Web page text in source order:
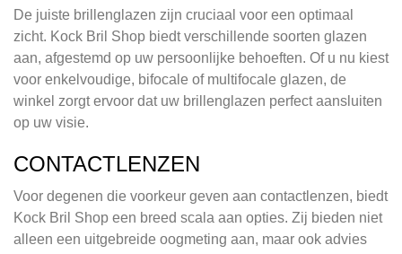
De juiste brillenglazen zijn cruciaal voor een optimaal
zicht. Kock Bril Shop biedt verschillende soorten glazen
aan, afgestemd op uw persoonlijke behoeften. Of u nu kiest
voor enkelvoudige, bifocale of multifocale glazen, de
winkel zorgt ervoor dat uw brillenglazen perfect aansluiten
op uw visie.
CONTACTLENZEN
Voor degenen die voorkeur geven aan contactlenzen, biedt
Kock Bril Shop een breed scala aan opties. Zij bieden niet
alleen een uitgebreide oogmeting aan, maar ook advies